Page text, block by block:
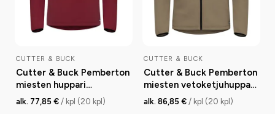
CUTTER & BUCK
Cutter & Buck Pemberton
miesten huppari
kierrätyskuidusta
alk. 77,85 € / kpl (20 kpl)
CUTTER & BUCK
Cutter & Buck Pemberton
miesten vetoketjuhuppari
kierrätyskuidusta
alk. 86,85 € / kpl (20 kpl)